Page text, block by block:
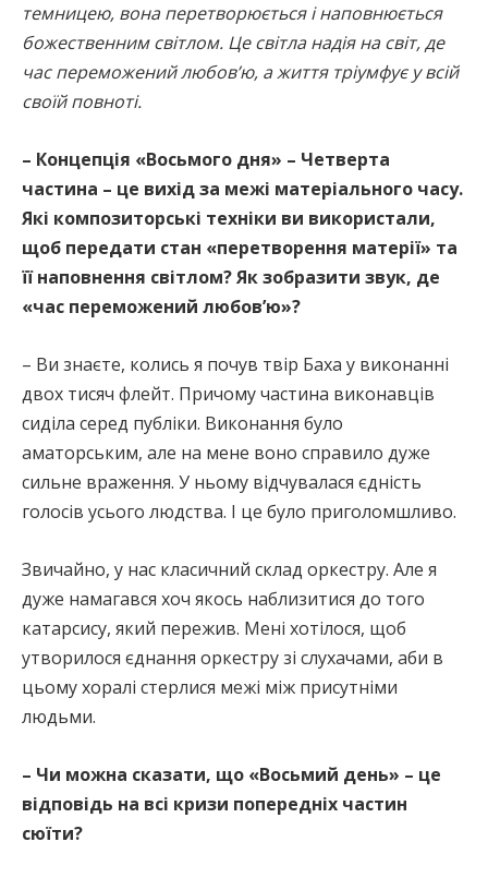
темницею, вона перетворюється і наповнюється
божественним світлом. Це світла надія на світ, де
час переможений любов’ю, а життя тріумфує у всій
своїй повноті.
– Концепція «Восьмого дня» – Четверта
частина – це вихід за межі матеріального часу.
Які композиторські техніки ви використали,
щоб передати стан «перетворення матерії» та
її наповнення світлом? Як зобразити звук, де
«час переможений любов’ю»?
– Ви знаєте, колись я почув твір Баха у виконанні
двох тисяч флейт. Причому частина виконавців
сиділа серед публіки. Виконання було
аматорським, але на мене воно справило дуже
сильне враження. У ньому відчувалася єдність
голосів усього людства. І це було приголомшливо.
Звичайно, у нас класичний склад оркестру. Але я
дуже намагався хоч якось наблизитися до того
катарсису, який пережив. Мені хотілося, щоб
утворилося єднання оркестру зі слухачами, аби в
цьому хоралі стерлися межі між присутніми
людьми.
– Чи можна сказати, що «Восьмий день» – це
відповідь на всі кризи попередніх частин
сюїти?